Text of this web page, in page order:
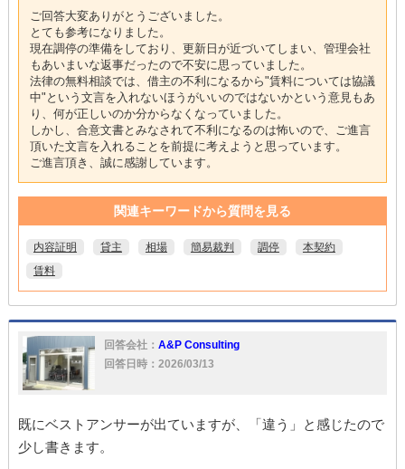
ご回答大変ありがとうございました。
とても参考になりました。
現在調停の準備をしており、更新日が近づいてしまい、管理会社
もあいまいな返事だったので不安に思っていました。
法律の無料相談では、借主の不利になるから"賃料については協議
中"という文言を入れないほうがいいのではないかという意見もあ
り、何が正しいのか分からなくなっていました。
しかし、合意文書とみなされて不利になるのは怖いので、ご進言
頂いた文言を入れることを前提に考えようと思っています。
ご進言頂き、誠に感謝しています。
関連キーワードから質問を見る
内容証明 貸主 相場 簡易裁判 調停
本契約
賃料
回答会社： A&P Consulting
回答日時：2026/03/13
既にベストアンサーが出ていますが、「違う」と感じたので
少し書きます。